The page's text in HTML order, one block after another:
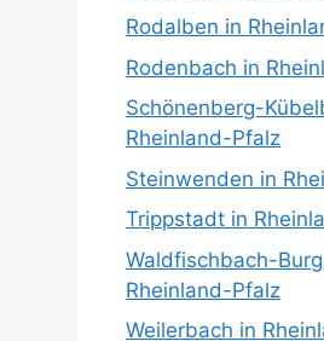
Rodalben in
Rodenbach in
Schönenberg-
Rheinland-Pfalz
Steinwenden in
Trippstadt in
Waldfischbach-
Rheinland-Pfalz
Weilerbach in